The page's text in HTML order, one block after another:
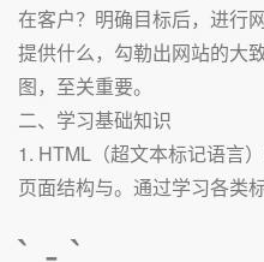
在客户？明确目标后，进行
提供什么，勾勒出网站的大
图，至关重要。
二、学习基础知识
1. HTML（超文本标记语言
页面结构与。通过学习各类